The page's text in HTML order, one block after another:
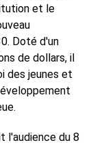
et le
Doté d'un
de dollars, il
des jeunes et
l'audience du 8